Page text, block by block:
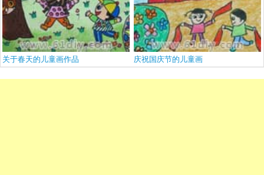
关于春天的儿童画作品 庆祝国庆节的儿童画